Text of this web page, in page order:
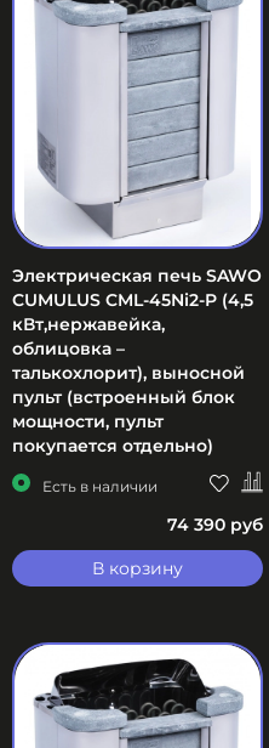
Электрическая печь SAWO
CUMULUS CML-45Ni2-P (4,5
кВт,нержавейка,
облицовка –
талькохлорит), выносной
пульт (встроенный блок
мощности, пульт
покупается отдельно)
Есть в наличии
74 390 руб
В корзину